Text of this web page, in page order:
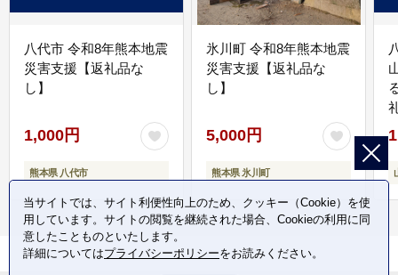
八代市 令和8年熊本地震
災害支援【返礼品な
し】
1,000円
熊本県 八代市
氷川町 令和8年熊本地震
災害支援【返礼品な
し】
5,000円
熊本県 氷川町
当サイトでは、サイト利便性向上のため、クッキー（Cookie）を使
用しています。サイトの閲覧を継続された場合、Cookieの利用に同
意したことものといたします。
詳細についてはプライバシーポリシーをお読みください。